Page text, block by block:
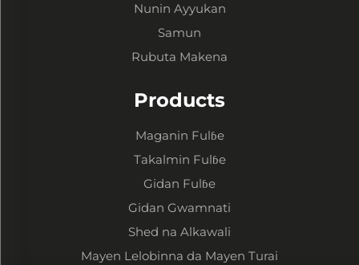
Nunin Ayyukan
Samun
Rubuta Makena
Products
Maganin Fulɓe
Takalmin Fulɓe
Gidan Fulɓe
Gidan Gwamnati
Shed na Alkawali
Mayen Lelobinna da Mayen Turai